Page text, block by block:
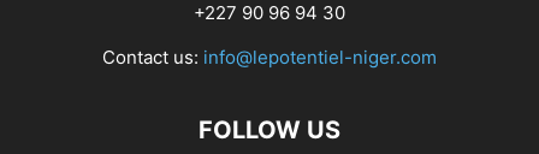
+227 90 96 94 30
Contact us: info@lepotentiel-niger.com
FOLLOW US